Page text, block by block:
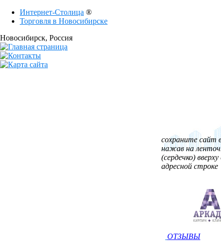
Интернет-Столица ®
Торговля в Новосибирске
Новосибирск, Россия
сохраните сайт
нажав на
(сердечко)
адресной строке
ОТЗЫВЫ